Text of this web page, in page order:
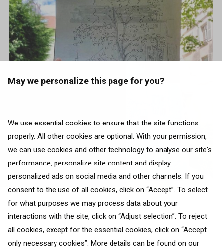
May we personalize this page for you?
We use essential cookies to ensure that the site functions
properly. All other cookies are optional. With your permission,
we can use cookies and other technology to analyse our site's
performance, personalize site content and display
personalized ads on social media and other channels. If you
consent to the use of all cookies, click on “Accept”. To select
for what purposes we may process data about your
interactions with the site, click on “Adjust selection”. To reject
all cookies, except for the essential cookies, click on “Accept
only necessary cookies”. More details can be found on our
Photo onInstagram
Rožės ką tik baigė žydėti, randu kelis žmones,